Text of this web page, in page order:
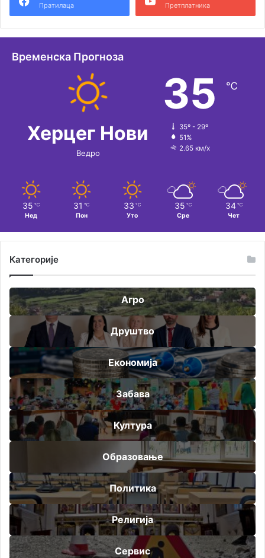
н
т
Пратилаца Претплатника
Временска Прогноза
Херцег Нови
Ведро
35 ℃
35º - 29º
51%
2.65 км/х
35 ℃
Нед
31 ℃
Пон
33 ℃
Уто
35 ℃
Сре
34 ℃
Чет
Категорије
Агро
Друштво
Економија
Забава
Култура
Образовање
Политика
Религија
Сервис